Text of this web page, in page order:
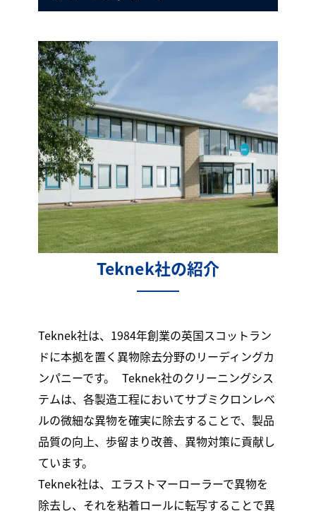
Teknek社の紹介​
Teknek社は、1984年創業の英国スコットラン
ドに本拠を置く異物除去分野のリーディングカ
ンパニーです。 Teknek社のクリーニングシス
テムは、各製造工程においてサブミクロンレベ
ルの微細な異物を確実に除去することで、製品
品質の向上、歩留まり改善、異物対策に貢献し
ています。
Teknek社は、エラストマーローラーで異物を
除去し、それを粘着ロールに転写することで異